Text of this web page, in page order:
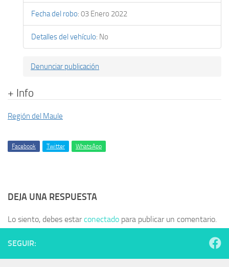
Fecha del robo: 03 Enero 2022
Detalles del vehículo: No
Denunciar publicación
+ Info
Región del Maule
Facebook Twitter WhatsApp
DEJA UNA RESPUESTA
Lo siento, debes estarconectado para publicar un comentario.
SEGUIR: